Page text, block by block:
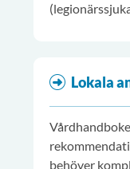
Lokala
behöver